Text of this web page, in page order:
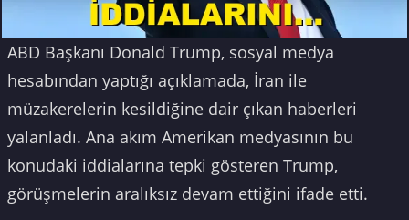
ABD Başkanı Donald Trump, sosyal medya
hesabından yaptığı açıklamada, İran ile
müzakerelerin kesildiğine dair çıkan haberleri
yalanladı. Ana akım Amerikan medyasının bu
konudaki iddialarına tepki gösteren Trump,
görüşmelerin aralıksız devam ettiğini ifade etti.